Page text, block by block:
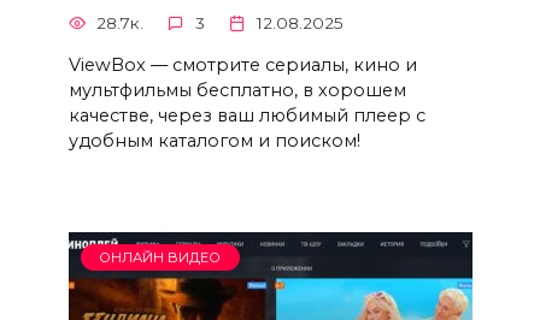
28.7к. 3 12.08.2025
ViewBox — смотрите сериалы, кино и
мультфильмы бесплатно, в хорошем
качестве, через ваш любимый плеер с
удобным каталогом и поиском!
ОНЛАЙН ВИДЕО